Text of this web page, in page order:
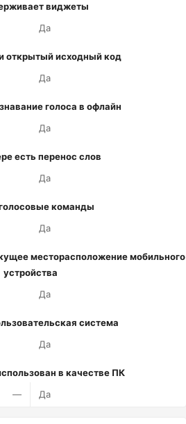
виджеты
Да
открытый исходный код
Да
голоса в офлайн
Да
есть перенос слов
Да
команды
Да
месторасположение мобильного
устройства
Да
система
Да
в качестве ПК
—
Да